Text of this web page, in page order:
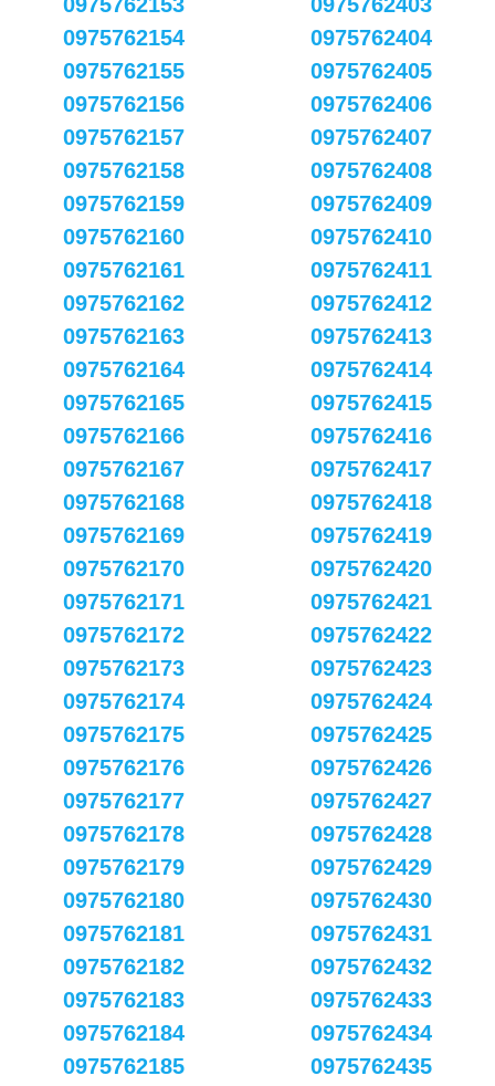
0975762154
0975762155
0975762156
0975762157
0975762158
0975762159
0975762160
0975762161
0975762162
0975762163
0975762164
0975762165
0975762166
0975762167
0975762168
0975762169
0975762170
0975762171
0975762172
0975762173
0975762174
0975762175
0975762176
0975762177
0975762178
0975762179
0975762180
0975762181
0975762182
0975762183
0975762184
0975762185
0975762404
0975762405
0975762406
0975762407
0975762408
0975762409
0975762410
0975762411
0975762412
0975762413
0975762414
0975762415
0975762416
0975762417
0975762418
0975762419
0975762420
0975762421
0975762422
0975762423
0975762424
0975762425
0975762426
0975762427
0975762428
0975762429
0975762430
0975762431
0975762432
0975762433
0975762434
0975762435